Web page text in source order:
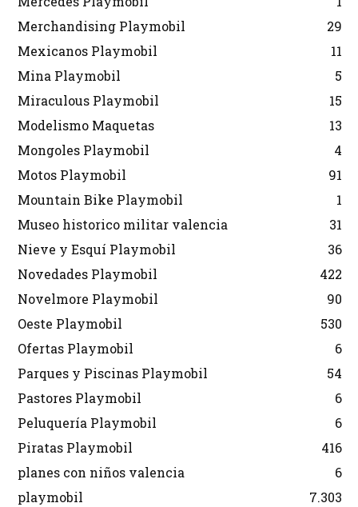
Merchandising Playmobil
29
Mexicanos Playmobil
11
Mina Playmobil
5
Miraculous Playmobil
15
Modelismo Maquetas
13
Mongoles Playmobil
4
Motos Playmobil
91
Mountain Bike Playmobil
1
Museo historico militar valencia
31
Nieve y Esquí Playmobil
36
Novedades Playmobil
422
Novelmore Playmobil
90
Oeste Playmobil
530
Ofertas Playmobil
6
Parques y Piscinas Playmobil
54
Pastores Playmobil
6
Peluquería Playmobil
6
Piratas Playmobil
416
planes con niños valencia
6
playmobil
7.303